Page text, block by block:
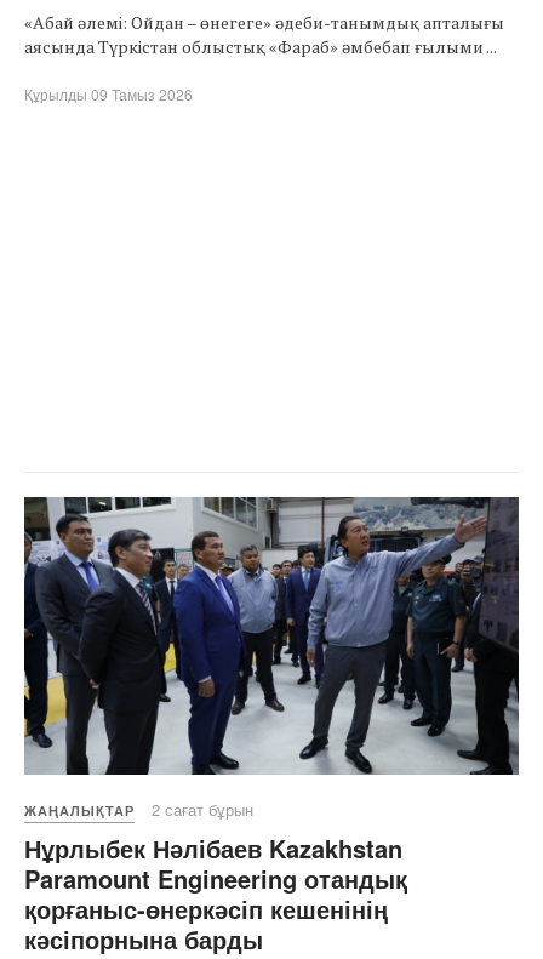
«Абай әлемі: Ойдан – өнегеге» әдеби-танымдық апталығы
аясында Түркістан облыстық «Фараб» әмбебап ғылыми ...
Құрылды 09 Тамыз 2026
ЖАҢАЛЫҚТАР 2 сағат бұрын
Нұрлыбек Нәлібаев Kazakhstan
Paramount Engineering отандық
қорғаныс-өнеркәсіп кешенінің
кәсіпорнына барды